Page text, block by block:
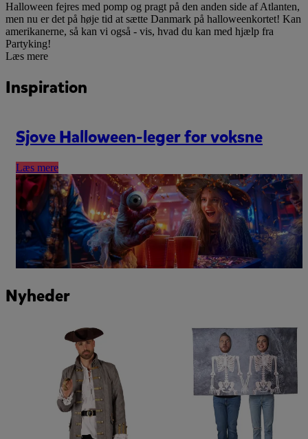
Halloween fejres med pomp og pragt på den anden side af Atlanten,
men nu er det på høje tid at sætte Danmark på halloweenkortet! Kan
amerikanerne, så kan vi også - vis, hvad du kan med hjælp fra
Partyking!
Læs mere
Inspiration
Sjove Halloween-leger for voksne
Læs mere
Nyheder